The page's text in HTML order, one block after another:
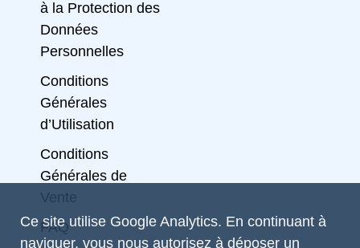
à la Protection des
Données
Personnelles
Conditions
Générales
d’Utilisation
Conditions
Générales de
Vente
FAQ
Ce site utilise Google Analytics. En continuant à
naviguer, vous nous autorisez à déposer un